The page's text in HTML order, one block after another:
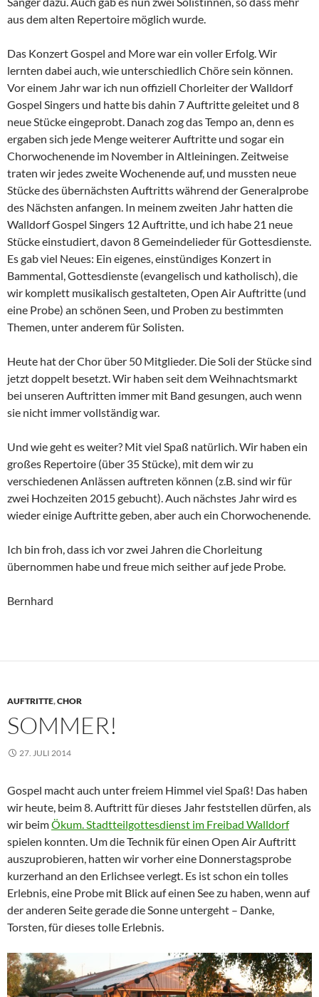
aus dem alten Repertoire möglich wurde.
Das Konzert Gospel and More war ein voller Erfolg. Wir
lernten dabei auch, wie unterschiedlich Chöre sein können.
Vor einem Jahr war ich nun offiziell Chorleiter der Walldorf
Gospel Singers und hatte bis dahin 7 Auftritte geleitet und 8
neue Stücke eingeprobt. Danach zog das Tempo an, denn es
ergaben sich jede Menge weiterer Auftritte und sogar ein
Chorwochenende im November in Altleiningen. Zeitweise
traten wir jedes zweite Wochenende auf, und mussten neue
Stücke des übernächsten Auftritts während der Generalprobe
des Nächsten anfangen. In meinem zweiten Jahr hatten die
Walldorf Gospel Singers 12 Auftritte, und ich habe 21 neue
Stücke einstudiert, davon 8 Gemeindelieder für Gottesdienste.
Es gab viel Neues: Ein eigenes, einstündiges Konzert in
Bammental, Gottesdienste (evangelisch und katholisch), die
wir komplett musikalisch gestalteten, Open Air Auftritte (und
eine Probe) an schönen Seen, und Proben zu bestimmten
Themen, unter anderem für Solisten.
Heute hat der Chor über 50 Mitglieder. Die Soli der Stücke sind
jetzt doppelt besetzt. Wir haben seit dem Weihnachtsmarkt
bei unseren Auftritten immer mit Band gesungen, auch wenn
sie nicht immer vollständig war.
Und wie geht es weiter? Mit viel Spaß natürlich. Wir haben ein
großes Repertoire (über 35 Stücke), mit dem wir zu
verschiedenen Anlässen auftreten können (z.B. sind wir für
zwei Hochzeiten 2015 gebucht). Auch nächstes Jahr wird es
wieder einige Auftritte geben, aber auch ein Chorwochenende.
Ich bin froh, dass ich vor zwei Jahren die Chorleitung
übernommen habe und freue mich seither auf jede Probe.
Bernhard
AUFTRITTE,CHOR
SOMMER!
27. JULI 2014
Gospel macht auch unter freiem Himmel viel Spaß! Das haben
wir heute, beim 8. Auftritt für dieses Jahr feststellen dürfen, als
wir beimÖkum. Stadtteilgottesdienst im Freibad Walldorf
spielen konnten. Um die Technik für einen Open Air Auftritt
auszuprobieren, hatten wir vorher eine Donnerstagsprobe
kurzerhand an den Erlichsee verlegt. Es ist schon ein tolles
Erlebnis, eine Probe mit Blick auf einen See zu haben, wenn auf
der anderen Seite gerade die Sonne untergeht – Danke,
Torsten, für dieses tolle Erlebnis.